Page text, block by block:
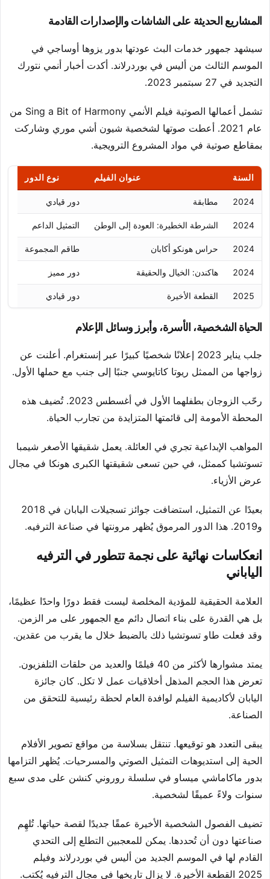
المشاريع الحديثة على الشاشات والإصدارات القادمة
سيشهد جمهور خدمات البث عودتها بدور يزوها أوساجي في
الموسم الثالث من أليس في بوردرلاند. أكدت أخبار أنمي نتورك
التجديد في 27 سبتمبر 2023.
تشمل أعمالها الصوتية فيلم الأنمي Sing a Bit of Harmony من
عام 2021. أعطت صوتها لشخصية شيون أشي موري وشاركت
بمقاطع صوتية في مواد المشروع الترويجية.
السنة عنوان الفيلم نوع الدور
2024 مطابقة دور قيادي
2024 الشرطة الخطيرة: العودة إلى الوطن التمثيل الداعم
2024 حراس هونكو أكابان طاقم المجموعة
2024 هاكندن: الخيال والحقيقة دور مميز
2025 القطعة الأخيرة دور قيادي
الحياة الشخصية، الأسرة، وأبرز وسائل الإعلام
جلب يناير 2023 إعلانًا شخصيًا كبيرًا عبر إنستغرام. أعلنت عن
زواجها من الممثل ريوتا كاتايوسي جنبًا إلى جنب مع حملها الأول.
رحّب الزوجان بطفلهما الأول في أغسطس 2023. تُضيف هذه
المحطة الأمومة إلى قائمتها المتزايدة من تجارب الحياة.
المواهب الإبداعية تجري في العائلة. يعمل شقيقها الأصغر شيمبا
تسوتشيا كممثل، في حين تسعى شقيقتها الكبرى هونكا في مجال
عرض الأزياء.
بعيدًا عن التمثيل، استضافت جوائز تسجيلات اليابان في 2018
و2019. هذا الدور المرموق يُظهر مرونتها في صناعة الترفيه.
انعكاسات نهائية على نجمة تتطور في الترفيه
الياباني
العلامة الحقيقية للمؤدية المخلصة ليست فقط دورًا واحدًا عظيمًا،
بل هي القدرة على بناء اتصال دائم مع الجمهور على مر الزمن.
وقد فعلت طاو تسوتشيا ذلك بالضبط خلال ما يقرب من عقدين.
يمتد مشوارها لأكثر من 40 فيلمًا والعديد من حلقات التلفزيون.
تعرض هذا الحجم المذهل أخلاقيات عمل لا تكل. كان جائزة
اليابان لأكاديمية الفيلم لوافدة العام لحظة رئيسية للتحقق من
الصناعة.
يبقى التعدد هو توقيعها. تنتقل بسلاسة من مواقع تصوير الأفلام
الحية إلى استديوهات التمثيل الصوتي والمسرحيات. يُظهر التزامها
بدور ماكاماشي ميساو في سلسلة روروني كنشن على مدى سبع
سنوات ولاءً عميقًا لشخصية.
تضيف الفصول الشخصية الأخيرة عمقًا جديدًا لقصة حياتها. تُلهِم
صناعتها دون أن تُحددها. يمكن للمعجبين التطلع إلى التحدي
القادم لها في الموسم الجديد من أليس في بوردرلاند وفيلم
2025 القطعة الأخيرة. لا يزال تاريخها في مجال الترفيه يُكتب.